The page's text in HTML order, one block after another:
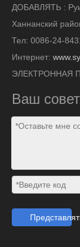
ДОБАВЛЯТЬ :
Ханнанский
Тел: 0086-24-
Интернет:
ЭЛЕКТРОННАЯ
Ваш совет